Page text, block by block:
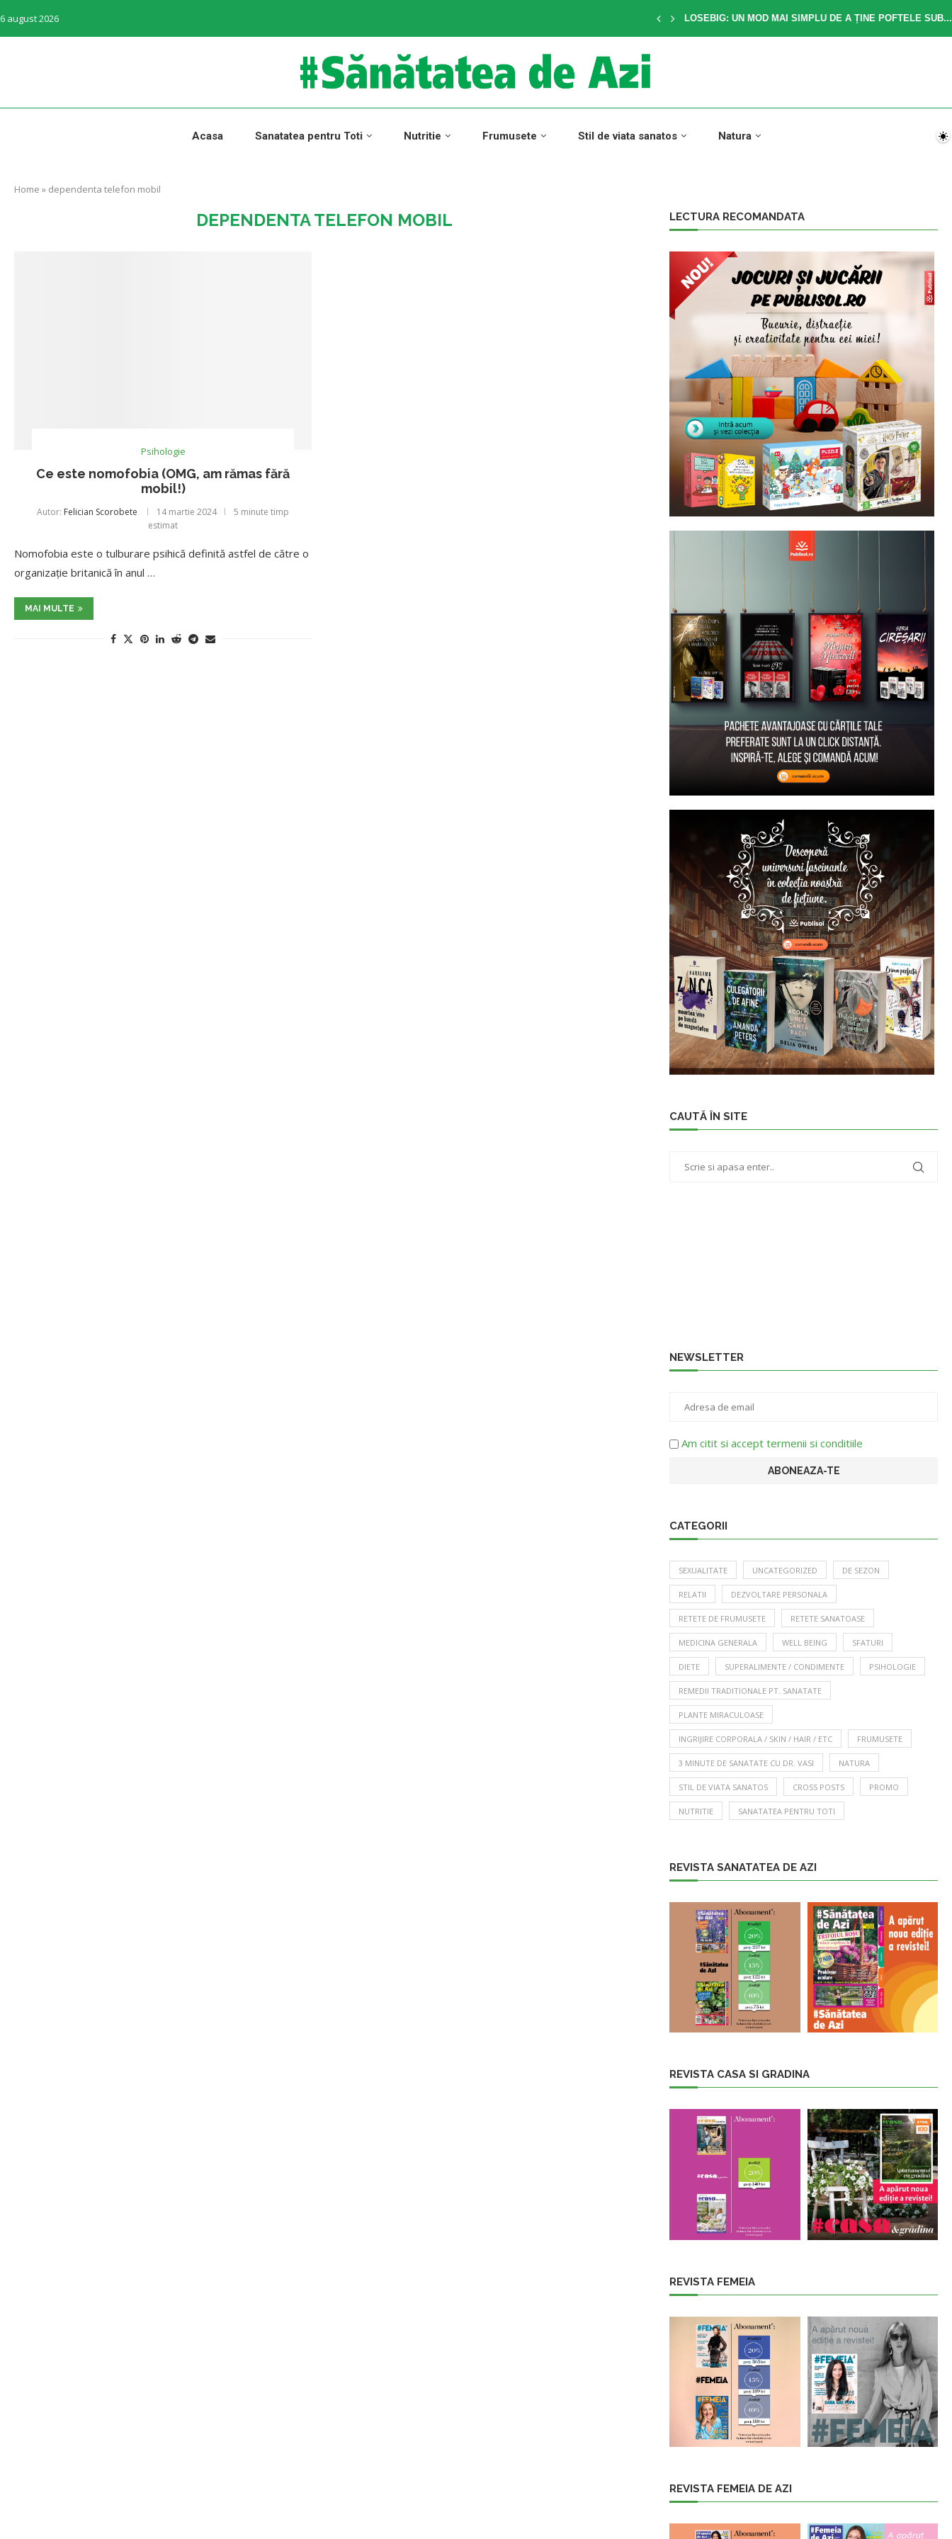
6 august 2026 LOSEBIG: UN MOD MAI SIMPLU DE A ȚINE POFTELE SUB...
Acasa Sanatatea pentru Toti Nutritie Frumusete Stil de viata sanatos Natura
Home » dependenta telefon mobil
DEPENDENTA TELEFON MOBIL
Psihologie
Ce este nomofobia (OMG, am rămas fără
mobil!)
Autor: Felician Scorobete 14 martie 2024
5 minute timp
estimat
Nomofobia este o tulburare psihică definită astfel de către o
organizație britanică în anul …
MAI MULTE
LECTURA RECOMANDATA
CAUTĂ ÎN SITE
NEWSLETTER
Am citit si accept termenii si conditiile
CATEGORII
SEXUALITATE UNCATEGORIZED DE SEZON
RELATII DEZVOLTARE PERSONALA
RETETE DE FRUMUSETE RETETE SANATOASE
MEDICINA GENERALA WELL BEING SFATURI
DIETE SUPERALIMENTE / CONDIMENTE PSIHOLOGIE
REMEDII TRADITIONALE PT. SANATATE
PLANTE MIRACULOASE
INGRIJIRE CORPORALA / SKIN / HAIR / ETC FRUMUSETE
3 MINUTE DE SANATATE CU DR. VASI NATURA
STIL DE VIATA SANATOS CROSS POSTS PROMO
NUTRITIE SANATATEA PENTRU TOTI
REVISTA SANATATEA DE AZI
REVISTA CASA SI GRADINA
REVISTA FEMEIA
REVISTA FEMEIA DE AZI